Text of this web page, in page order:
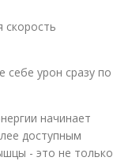
скорость
себе урон сразу по
начинает
доступным
- это не только